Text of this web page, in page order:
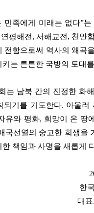
민족에게 미래는 없다”는
평해전 ,서해교전 , 천안
전함으로써 역사의 왜곡
는 튼튼한 국방의 토대
는 남북 간의 진정한 화
되기를 기도한다. 아울러
유와 평화, 희망이 온 땅
국선열의 숭고한 희생을
책임과 사명을 새롭게
한
대